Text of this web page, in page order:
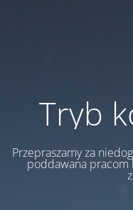
Tryb
Przepraszamy za
poddawana pracom